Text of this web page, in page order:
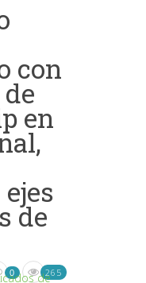
con
en
de
de
0 265